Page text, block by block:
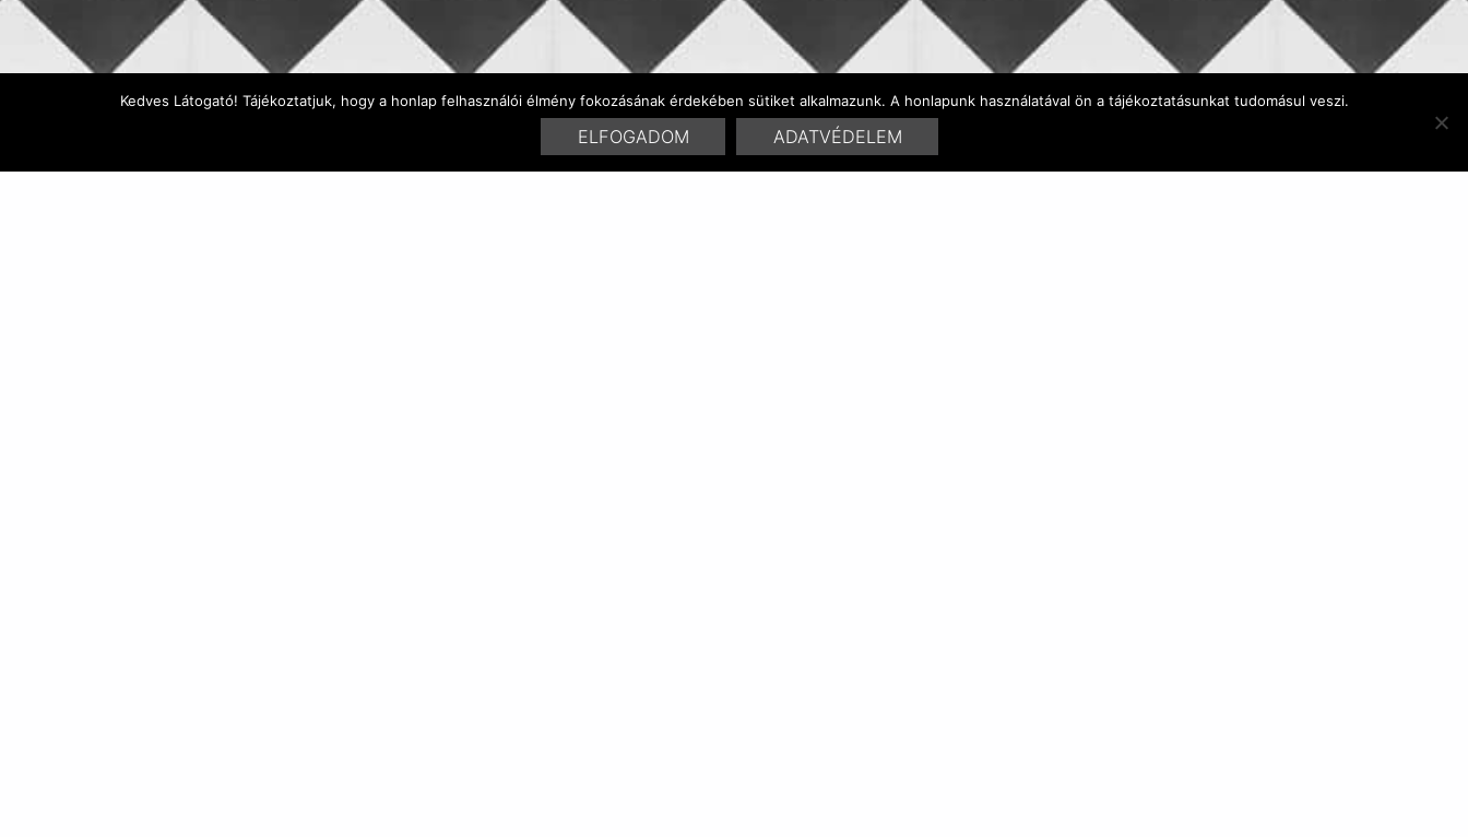
Kedves Látogató! Tájékoztatjuk, hogy a honlap felhasználói élmény fokozásának érdekében sütiket alkalmazunk. A honlapunk használatával ön a tájékoztatásunkat tudomásul veszi.
ELFOGADOM ADATVÉDELEM